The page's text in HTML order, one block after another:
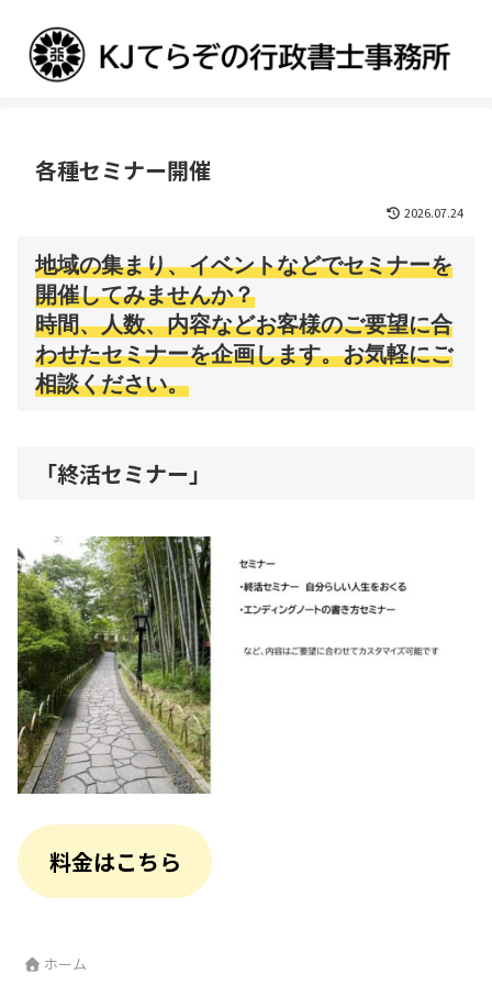
各種セミナー開催
2026.07.24
地域の集まり、イベントなどでセミナーを
開催してみませんか？
時間、人数、内容などお客様のご要望に合
わせたセミナーを企画します。お気軽にご
相談ください。
「終活セミナー」
料金はこちら
ホーム